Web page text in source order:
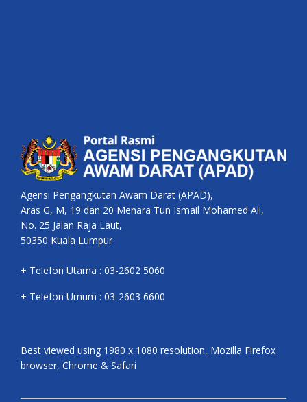
Agensi Pengangkutan Awam Darat (APAD),
Aras G, M, 19 dan 20 Menara Tun Ismail Mohamed Ali,
No. 25 Jalan Raja Laut,
50350 Kuala Lumpur
+ Telefon Utama : 03-2602 5060
+ Telefon Umum : 03-2603 6600
Best viewed using 1980 x 1080 resolution, Mozilla Firefox
browser, Chrome & Safari